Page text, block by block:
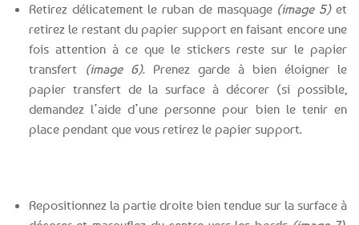
Retirez délicatement le ruban de masquage (image 5)et
retirez le restant du papier support en faisant encore une
fois attention à ce que le stickers reste sur le papier
transfert (image 6). Prenez garde à bien éloigner le
papier transfert de la surface à décorer (si possible,
demandez l’aide d’une personne pour bien le tenir en
place pendant que vous retirez le papier support.
Repositionnez la partie droite bien tendue sur la surface à